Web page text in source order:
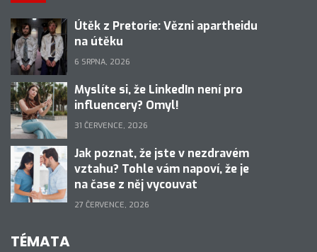
Útěk z Pretorie: Vězni apartheidu
na útěku
6 SRPNA, 2026
Myslíte si, že LinkedIn není pro
influencery? Omyl!
31 ČERVENCE, 2026
Jak poznat, že jste v nezdravém
vztahu? Tohle vám napoví, že je
na čase z něj vycouvat
27 ČERVENCE, 2026
TÉMATA